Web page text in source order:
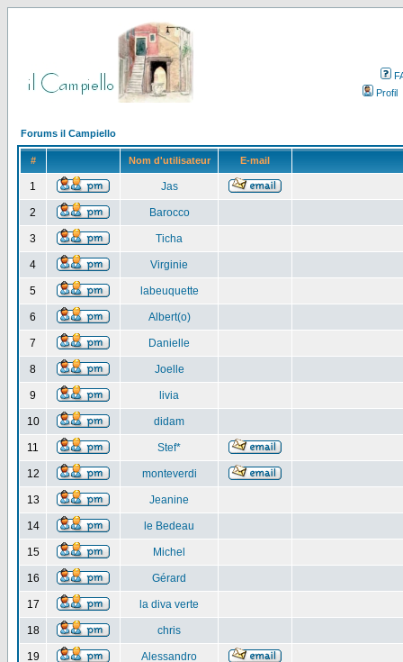
Profil
Forums il Campiello
# Nom d'utilisateur E-mail
1 Jas
2 Barocco
3 Ticha
4 Virginie
5 labeuquette
6 Albert(o)
7 Danielle
8 Joelle
9 livia
10 didam
11 Stef*
12 monteverdi
13 Jeanine
14 le Bedeau
15 Michel
16 Gérard
17 la diva verte
18 chris
19 Alessandro